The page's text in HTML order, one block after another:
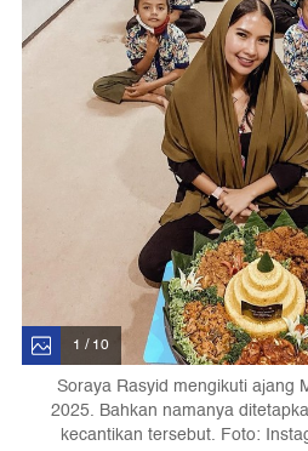
1 / 10
Soraya Rasyid mengikuti ajang
2025. Bahkan namanya
kecantikan tersebut. Foto: